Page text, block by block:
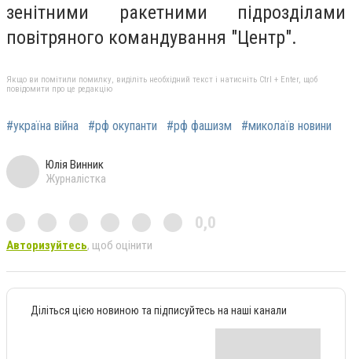
зенітними ракетними підрозділами
повітряного командування "Центр".
Якщо ви помітили помилку, виділіть необхідний текст і натисніть Ctrl + Enter, щоб
повідомити про це редакцію
#україна війна #рф окупанти #рф фашизм #миколаїв новини
Юлія Винник
Журналістка
0,0
Авторизуйтесь, щоб оцінити
Діліться цією новиною та підписуйтесь на наші канали